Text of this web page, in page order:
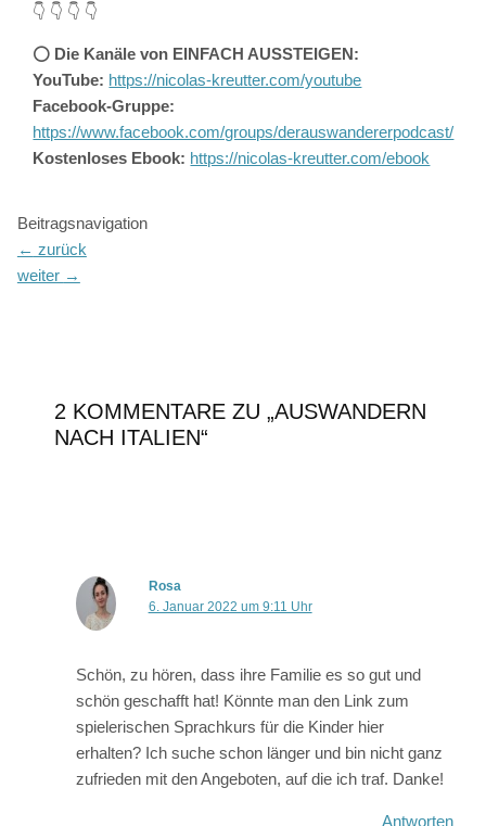
👇 👇 👇 👇
⭕️ Die Kanäle von EINFACH AUSSTEIGEN:
YouTube: https://nicolas-kreutter.com/youtube
Facebook-Gruppe:
https://www.facebook.com/groups/derauswandererpodcast/
Kostenloses Ebook: https://nicolas-kreutter.com/ebook
Beitragsnavigation
← zurück
weiter →
2 KOMMENTARE ZU „AUSWANDERN
NACH ITALIEN“
Rosa
6. Januar 2022 um 9:11 Uhr
Schön, zu hören, dass ihre Familie es so gut und
schön geschafft hat! Könnte man den Link zum
spielerischen Sprachkurs für die Kinder hier
erhalten? Ich suche schon länger und bin nicht ganz
zufrieden mit den Angeboten, auf die ich traf. Danke!
Antworten